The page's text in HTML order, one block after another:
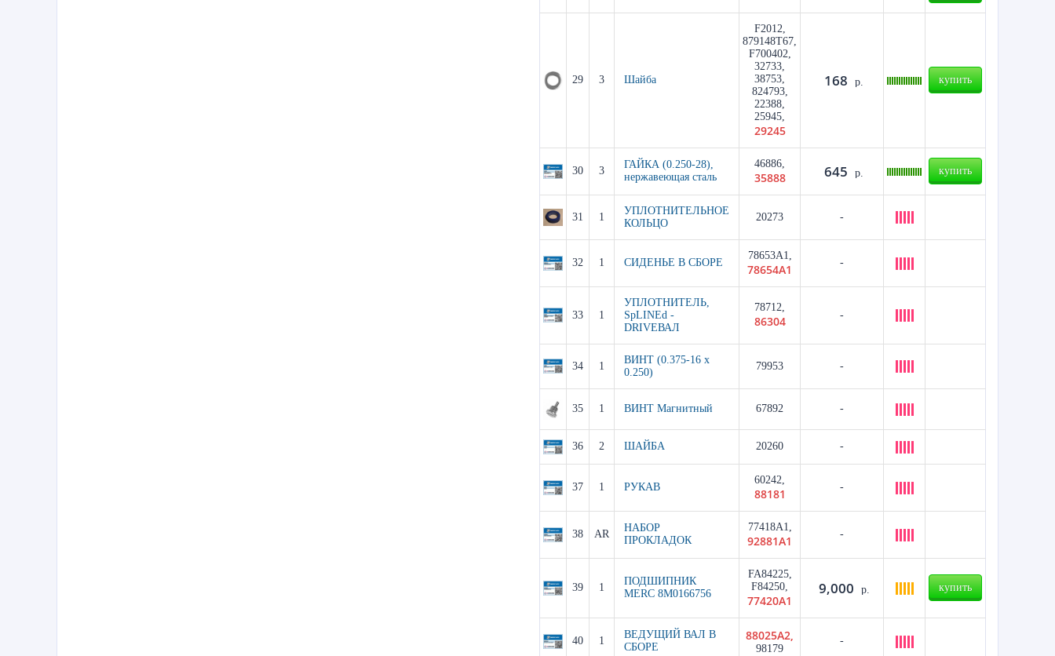
29 3 Шайба
F2012,
879148T67,
F700402,
32733,
38753,
824793,
22388,
25945,
29245
168 р. купить
30 3
ГАЙКА (0.250-28),
нержавеющая сталь
46886,
35888 645 р. купить
31 1
УПЛОТНИТЕЛЬНОЕ
КОЛЬЦО
20273 -
32 1 СИДЕНЬЕ В СБОРЕ
78653A1,
78654A1 -
33 1
УПЛОТНИТЕЛЬ,
SpLINEd -
DRIVEВАЛ
78712,
86304 -
34 1
ВИНТ (0.375-16 x
0.250)
79953 -
35 1 ВИНТ Магнитный 67892 -
36 2 ШАЙБА 20260 -
37 1 РУКАВ
60242,
88181 -
38 AR
НАБОР
ПРОКЛАДОК
77418A1,
92881A1 -
39 1
ПОДШИПНИК
MERC 8M0166756
FA84225,
F84250,
77420A1
9,000 р. купить
40 1
ВЕДУЩИЙ ВАЛ В
СБОРЕ
88025A2,
98179
-